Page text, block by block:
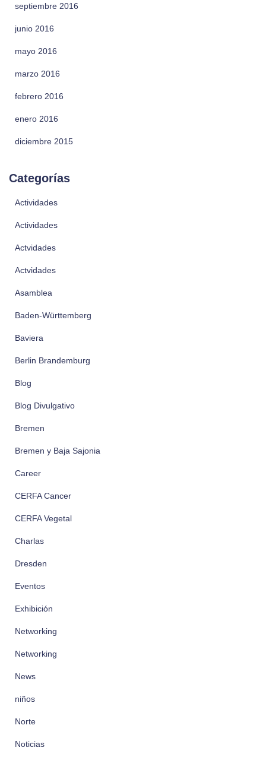
septiembre 2016
junio 2016
mayo 2016
marzo 2016
febrero 2016
enero 2016
diciembre 2015
Categorías
Actividades
Actividades
Actvidades
Actvidades
Asamblea
Baden-Württemberg
Baviera
Berlin Brandemburg
Blog
Blog Divulgativo
Bremen
Bremen y Baja Sajonia
Career
CERFA Cancer
CERFA Vegetal
Charlas
Dresden
Eventos
Exhibición
Networking
Networking
News
niños
Norte
Noticias